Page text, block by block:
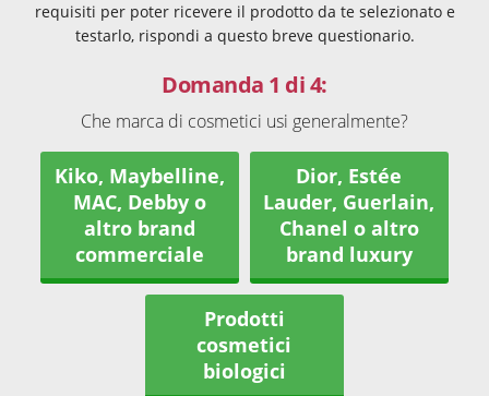
requisiti per poter ricevere il prodotto da te selezionato e
testarlo, rispondi a questo breve questionario.
Domanda 1 di 4:
Che marca di cosmetici usi generalmente?
Kiko, Maybelline,
MAC, Debby o
altro brand
commerciale
Dior, Estée
Lauder, Guerlain,
Chanel o altro
brand luxury
Prodotti
cosmetici
biologici